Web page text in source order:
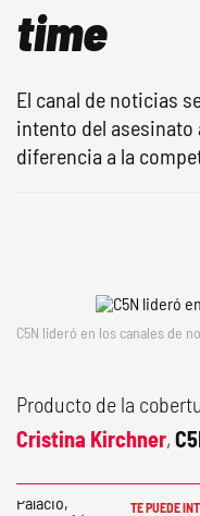
time
El canal de noticias
intento del
diferencia a la
C5N lideró en los canales de
Producto de la
Cristina Kirchner,
TE PUEDE